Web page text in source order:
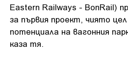
Eastern Railways - BonRail)
за първия проект, чиято
потенциала на вагонния
каза тя.